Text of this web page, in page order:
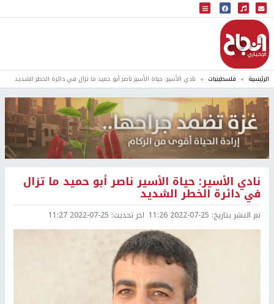
البث المباشر
إذاعة النجاح
الرئيسية فلسطينيات نادي الأسير: حياة الأسير ناصر أبو حميد ما تزال في دائرة الخطر الشديد
نادي الأسير: حياة الأسير ناصر أبو حميد ما تزال
في دائرة الخطر الشديد
تم النشر بتاريخ: 2022-07-25 11:26 اخر تحديث: 2022-07-25 11:27